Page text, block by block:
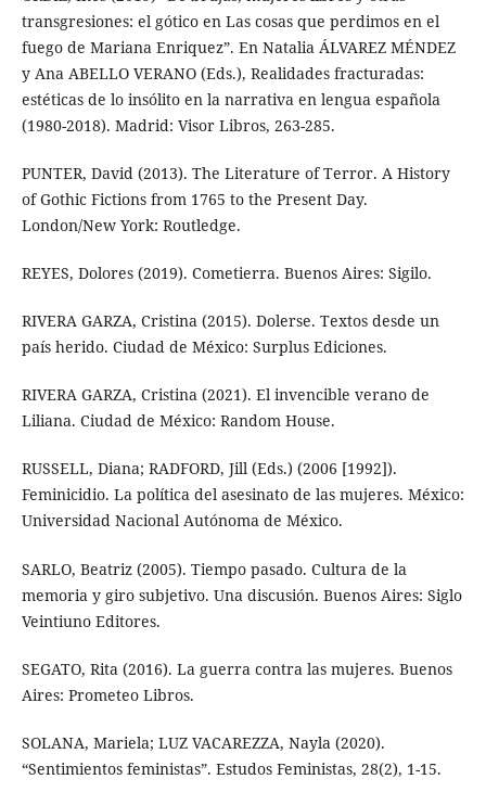
transgresiones: el gótico en Las cosas que perdimos en el
fuego de Mariana Enriquez”. En Natalia ÁLVAREZ MÉNDEZ
y Ana ABELLO VERANO (Eds.), Realidades fracturadas:
estéticas de lo insólito en la narrativa en lengua española
(1980-2018). Madrid: Visor Libros, 263-285.
PUNTER, David (2013). The Literature of Terror. A History
of Gothic Fictions from 1765 to the Present Day.
London/New York: Routledge.
REYES, Dolores (2019). Cometierra. Buenos Aires: Sigilo.
RIVERA GARZA, Cristina (2015). Dolerse. Textos desde un
país herido. Ciudad de México: Surplus Ediciones.
RIVERA GARZA, Cristina (2021). El invencible verano de
Liliana. Ciudad de México: Random House.
RUSSELL, Diana; RADFORD, Jill (Eds.) (2006 [1992]).
Feminicidio. La política del asesinato de las mujeres. México:
Universidad Nacional Autónoma de México.
SARLO, Beatriz (2005). Tiempo pasado. Cultura de la
memoria y giro subjetivo. Una discusión. Buenos Aires: Siglo
Veintiuno Editores.
SEGATO, Rita (2016). La guerra contra las mujeres. Buenos
Aires: Prometeo Libros.
SOLANA, Mariela; LUZ VACAREZZA, Nayla (2020).
“Sentimientos feministas”. Estudos Feministas, 28(2), 1-15.